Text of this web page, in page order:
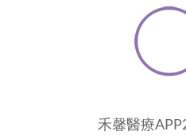
禾馨醫療